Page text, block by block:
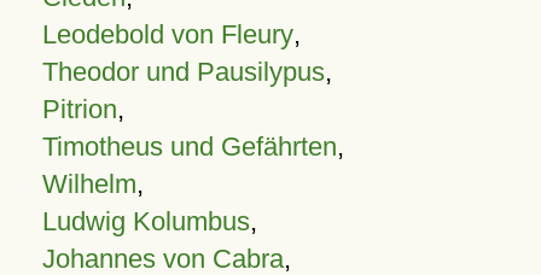
Leodebold von Fleury,
Theodor und Pausilypus,
Pitrion,
Timotheus und Gefährten,
Wilhelm,
Ludwig Kolumbus,
Johannes von Cabra,